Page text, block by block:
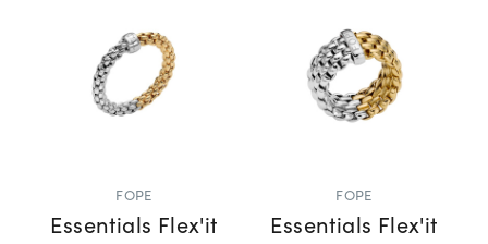
FOPE
Essentials Flex'it
FOPE
Essentials Flex'it